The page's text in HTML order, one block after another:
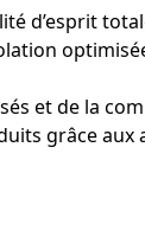
d’esprit
et de la
grâce aux